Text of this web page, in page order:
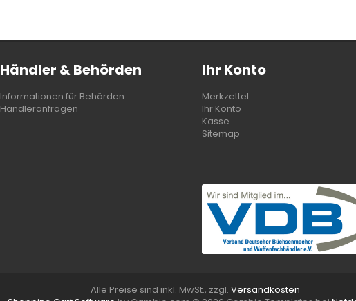
Händler & Behörden
Informationen für Behörden
Händleranfragen
Ihr Konto
Merkzettel
Ihr Konto
Kasse
Sitemap
Alle Preise sind inkl. MwSt., zzgl. Versandkosten